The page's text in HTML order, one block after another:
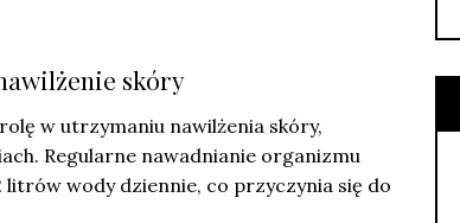
skóry
w utrzymaniu nawilżenia skóry,
Regularne nawadnianie organizmu
wody dziennie, co przyczynia się do